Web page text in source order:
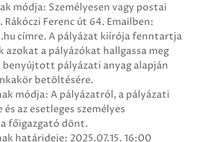
módja: Személyesen vagy postai
Ferenc út 64. Emailben:
címre. A pályázat kiírója fenntartja
azokat a pályázókat hallgassa meg
benyújtott pályázati anyag alapján
betöltésére.
módja: A pályázatról, a pályázati
az esetleges személyes
főigazgató dönt.
határideje: 2025.07.15. 16:00